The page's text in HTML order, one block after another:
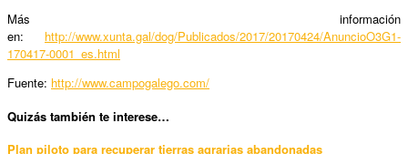
Más información
en: http://www.xunta.gal/dog/Publicados/2017/20170424/AnuncioO3G1-
170417-0001_es.html
Fuente: http://www.campogalego.com/
Quizás también te interese…
Plan piloto para recuperar tierras agrarias abandonadas